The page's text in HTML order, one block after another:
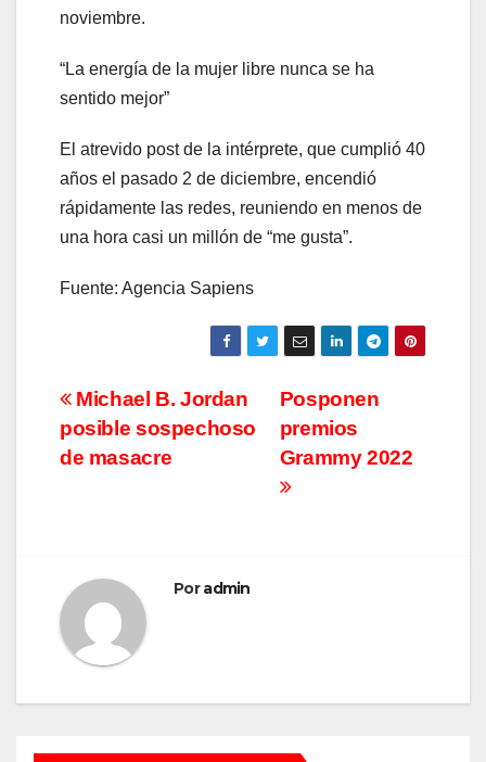
noviembre.
“La energía de la mujer libre nunca se ha
sentido mejor”
El atrevido post de la intérprete, que cumplió 40
años el pasado 2 de diciembre, encendió
rápidamente las redes, reuniendo en menos de
una hora casi un millón de “me gusta”.
Fuente: Agencia Sapiens
Navegación
de
Posponen
premios
Grammy 2022
Michael B. Jordan
posible sospechoso
de masacre
Poradmin